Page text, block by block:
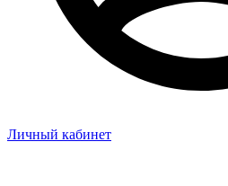
Личный кабинет